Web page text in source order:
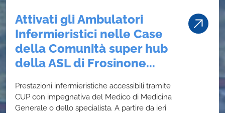
Attivati gli Ambulatori
Infermieristici nelle Case
della Comunità super hub
della ASL di Frosinone...
Prestazioni infermieristiche accessibili tramite
CUP con impegnativa del Medico di Medicina
Generale o dello specialista. A partire da ieri